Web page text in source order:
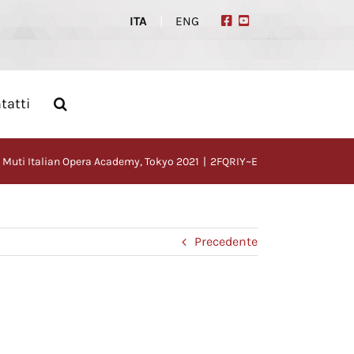
ITA ENG
Italian Opera Academy, Tokyo 2021 2FQRIY~E
Precedente